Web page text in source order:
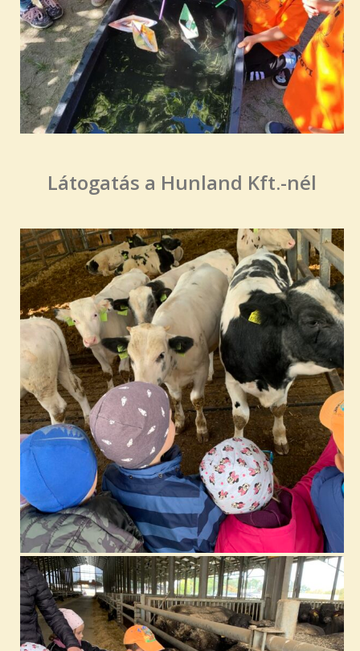
Látogatás a Hunland Kft.-nél